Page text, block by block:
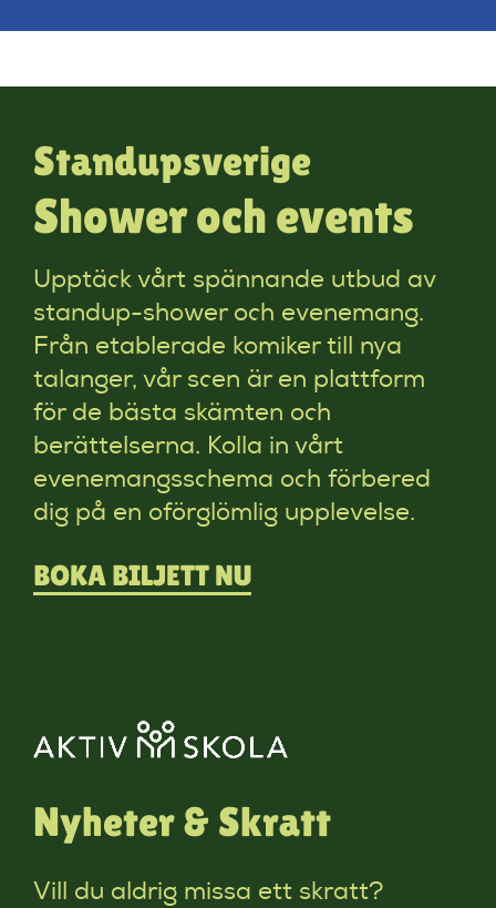
Standupsverige
Shower och events
Upptäck vårt spännande utbud av
standup-shower och evenemang.
Från etablerade komiker till nya
talanger, vår scen är en plattform
för de bästa skämten och
berättelserna. Kolla in vårt
evenemangsschema och förbered
dig på en oförglömlig upplevelse.
BOKA BILJETT NU
Nyheter & Skratt
Vill du aldrig missa ett skratt?